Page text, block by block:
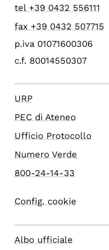
tel +39 0432 556111
fax +39 0432 507715
p.iva 01071600306
c.f. 80014550307
URP
PEC di Ateneo
Ufficio Protocollo
Numero Verde
800-24-14-33
Config. cookie
Albo ufficiale